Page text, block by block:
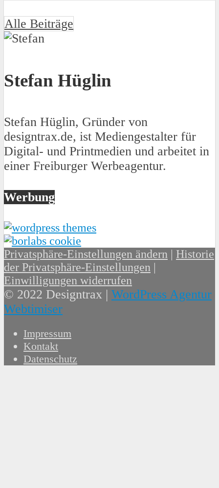
Alle Beiträge
Stefan Hüglin
Stefan Hüglin, Gründer von
designtrax.de, ist Mediengestalter für
Digital- und Printmedien und arbeitet in
einer Freiburger Werbeagentur.
Werbung
Privatsphäre-Einstellungen ändern | Historie
der Privatsphäre-Einstellungen |
Einwilligungen widerrufen
© 2022 Designtrax | WordPress Agentur
Webtimiser
Impressum
Kontakt
Datenschutz